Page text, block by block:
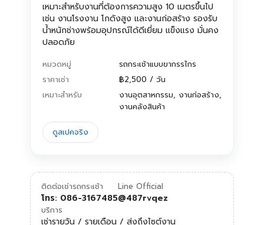
เหมาะสำหรับงานที่ต้องการความสูง 10 เมตรขึ้นไป
เช่น งานโรงงาน โกดังสูง และงานก่อสร้าง รองรับ
น้ำหนักช่างพร้อมอุปกรณ์ได้ดีเยี่ยม แข็งแรง มั่นคง
ปลอดภัย
หมวดหมู่
รถกระเช้าแบบขากรรไกร
ราคาเช่า
฿2,500 / วัน
เหมาะสำหรับ
งานอุตสาหกรรม, งานก่อสร้าง,
งานคลังสินค้า
ดูสเปคจริง
ติดต่อเช่ารถกระเช้า
โทร: 086-3167485
Line Official
@487rvqez
บริการ
เช่ารายวัน / รายเดือน / ส่งถึงไซต์งาน